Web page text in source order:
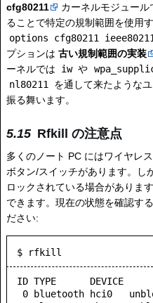
cfg80211 カーネルモジュール
ることで特定の規制範囲を使用
options cfg80211
プションは 古い規制範囲の実装
ーネルでは
iw や
nl80211
を通して来たような
振る舞います。
Rfkill の注意点
多くのノート PC にはワイヤレ
ボタン/スイッチがあります。し
ロックされている場合がありま
できます。現在の状態を確認す
ださい:
$ rfkill
ID TYPE      DEVICE